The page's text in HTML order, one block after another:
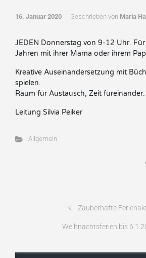
16. Januar 2020 Geschrieben von Maria
JEDEN Donnerstag von 9-12 Uhr.
Jahren mit ihrer Mama oder ihrem
Kreative Auseinandersetzung mit
spielen.
Raum für Austausch, Zeit füreinander.
Leitung Silvia Peiker
Allgemein
Zauberhafte
Weihnachtsferien bis